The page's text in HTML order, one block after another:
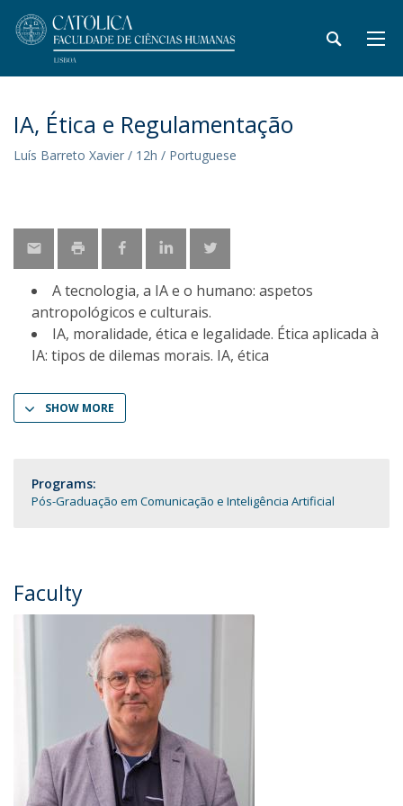
IA, Ética e Regulamentação
Luís Barreto Xavier / 12h / Portuguese
A tecnologia, a IA e o humano: aspetos
antropológicos e culturais.
IA, moralidade, ética e legalidade. Ética aplicada à
IA: tipos de dilemas morais. IA, ética
SHOW MORE
Programs:
Pós-Graduação em Comunicação e Inteligência Artificial
Faculty